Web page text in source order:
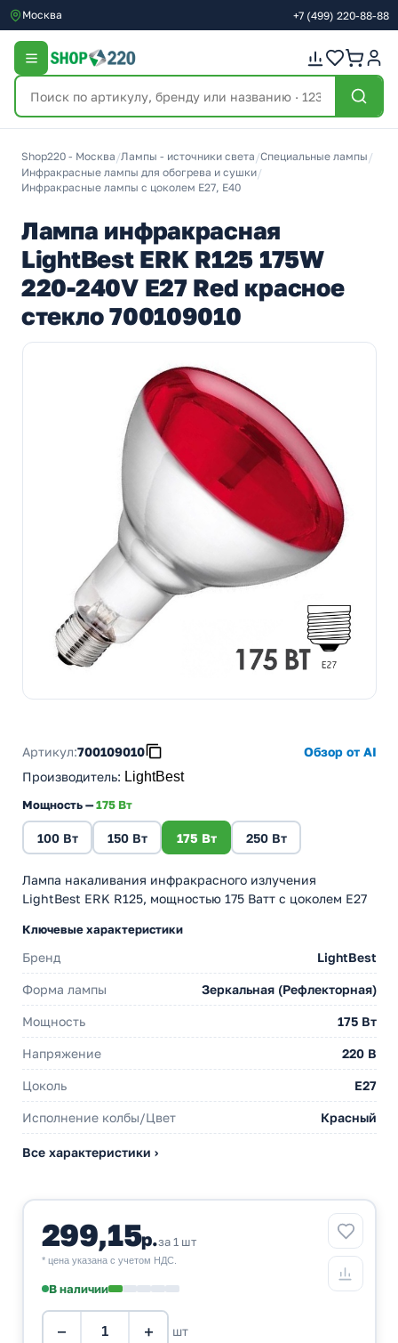
Москва +7 (499) 220-88-88
Shop220 - Москва /Лампы - источники света /Специальные лампы /
Инфракрасные лампы для обогрева и сушки/
Инфракрасные лампы с цоколем E27, E40
Лампа инфракрасная
LightBest ERK R125 175W
220-240V E27 Red красное
стекло 700109010
Артикул:700109010
Обзор от AI
Производитель: LightBest
Мощность —175 Вт
100 Вт 150 Вт 175 Вт 250 Вт
Лампа накаливания инфракрасного излучения
LightBest ERK R125, мощностью 175 Ватт с цоколем E27
Ключевые характеристики
Бренд LightBest
Форма лампы Зеркальная (Рефлекторная)
Мощность 175 Вт
Напряжение 220 В
Цоколь E27
Исполнение колбы/Цвет Красный
Все характеристики ›
299,15р.за 1 шт
* цена указана с учетом НДС.
В наличии
− + шт